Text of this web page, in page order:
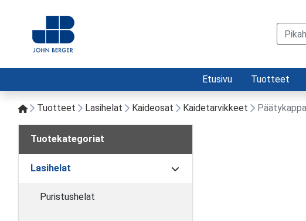
Etusivu Tuotteet
Tuotteet Lasihelat Kaideosat Kaidetarvikkeet
Tuotekategoriat
Lasihelat
Puristushelat